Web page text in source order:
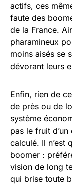
actifs, ces
faute des
de la France.
pharamineux
moins aisés se
dévorant leurs
Enfin, rien de
de près ou de
système
pas le fruit
calculé. Il n’est
boomer :
vision de long
qui brise toute